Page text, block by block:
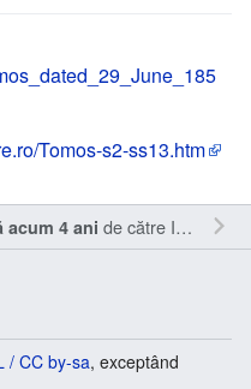
Tomos-s2-ss13.htm
acum 4 ani de către Inistea .
/ CC by-sa, exceptând